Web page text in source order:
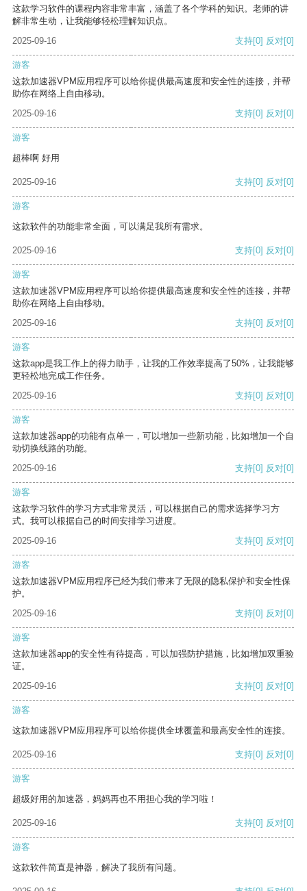
这款学习软件的课程内容非常丰富，涵盖了各个学科的知识。老师的讲
解非常生动，让我能够轻松理解知识点。
2025-09-16
支持[0] 反对[0]
游客
这款加速器VPM应用程序可以给你提供最高速度和安全性的连接，并帮
助你在网络上自由移动。
2025-09-16
支持[0] 反对[0]
游客
超棒啊 好用
2025-09-16 支持[0] 反对[0]
游客
这款软件的功能非常全面，可以满足我所有需求。
2025-09-16 支持[0] 反对[0]
游客
这款加速器VPM应用程序可以给你提供最高速度和安全性的连接，并帮
助你在网络上自由移动。
2025-09-16
支持[0] 反对[0]
游客
这款app是我工作上的得力助手，让我的工作效率提高了50%，让我能够
更轻松地完成工作任务。
2025-09-16
支持[0] 反对[0]
游客
这款加速器app的功能有点单一，可以增加一些新功能，比如增加一个自
动切换线路的功能。
2025-09-16
支持[0] 反对[0]
游客
这款学习软件的学习方式非常灵活，可以根据自己的需求选择学习方
式。我可以根据自己的时间安排学习进度。
2025-09-16
支持[0] 反对[0]
游客
这款加速器VPM应用程序已经为我们带来了无限的隐私保护和安全性保
护。
2025-09-16
支持[0] 反对[0]
游客
这款加速器app的安全性有待提高，可以加强防护措施，比如增加双重验
证。
2025-09-16
支持[0] 反对[0]
游客
这款加速器VPM应用程序可以给你提供全球覆盖和最高安全性的连接。
2025-09-16 支持[0] 反对[0]
游客
超级好用的加速器，妈妈再也不用担心我的学习啦！
2025-09-16 支持[0] 反对[0]
游客
这款软件简直是神器，解决了我所有问题。